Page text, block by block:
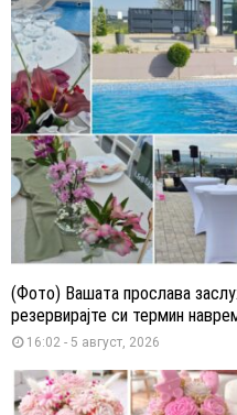
(Фото) Вашата прослава
резервирајте си термин
16:02 - 5 август, 2026